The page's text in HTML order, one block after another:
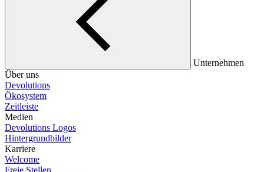
Unternehmen
Über uns
Devolutions
Ökosystem
Zeitleiste
Medien
Devolutions Logos
Hintergrundbilder
Karriere
Welcome
Freie Stellen